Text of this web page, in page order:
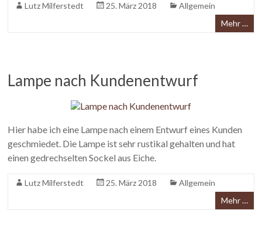
Lutz Milferstedt 25. März 2018
Allgemein
Mehr …
Lampe nach Kundenentwurf
Hier habe ich eine Lampe nach einem Entwurf eines Kunden
geschmiedet. Die Lampe ist sehr rustikal gehalten und hat
einen gedrechselten Sockel aus Eiche.
Lutz Milferstedt 25. März 2018
Allgemein
Mehr …